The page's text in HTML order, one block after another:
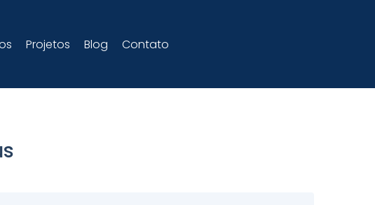
Projetos Blog Contato